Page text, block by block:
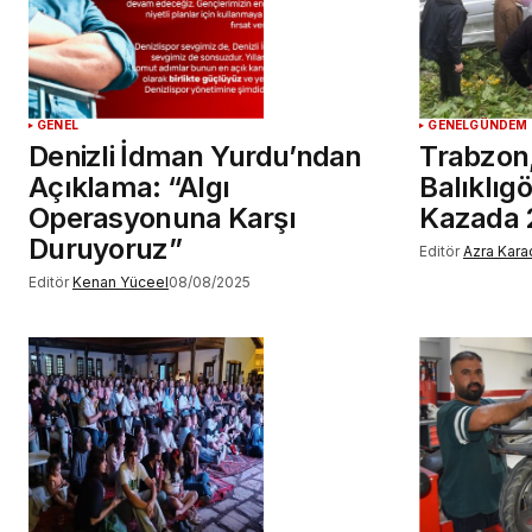
GENEL
Denizli İdman Yurdu’ndan
Açıklama: “Algı
Operasyonuna Karşı
Duruyoruz”
Editör Kenan Yüceel08/08/2025
GENELGÜNDEM
Kazada
Editör Azra